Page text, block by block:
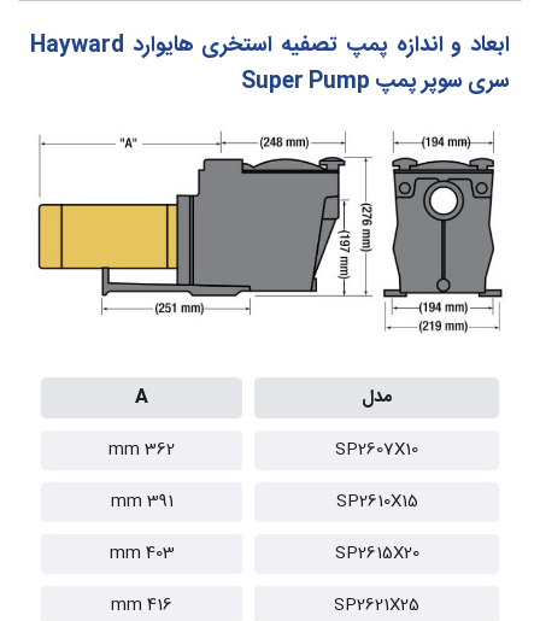
ابعاد و اندازه پمپ تصفیه استخری هایوارد Hayward
سری سوپر پمپ Super Pump
مدل A
SP2607X10
362 mm
SP2610X15
391 mm
SP2615X20
403 mm
SP2621X25
416 mm